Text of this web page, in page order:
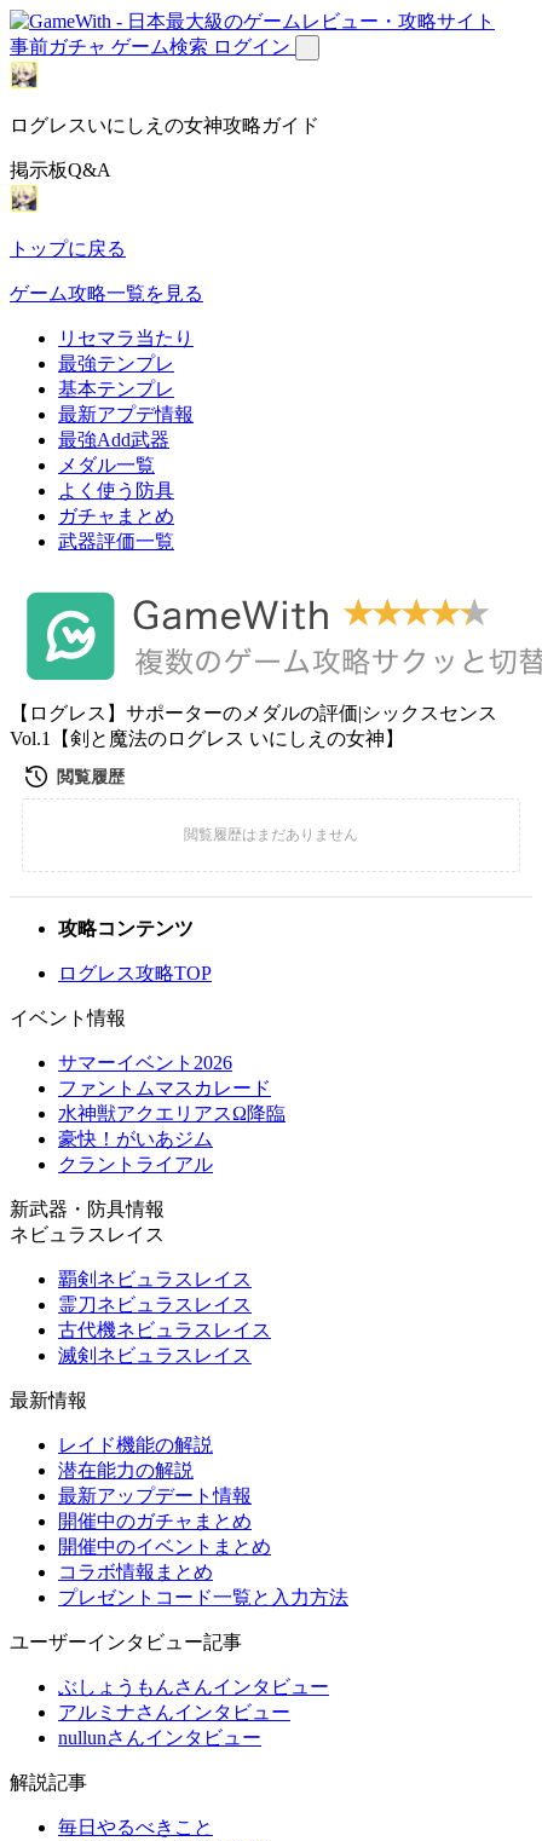
事前ガチャ ゲーム検索 ログイン
ログレスいにしえの女神攻略ガイド
掲示板Q&A
トップに戻る
ゲーム攻略一覧を見る
リセマラ当たり
最強テンプレ
基本テンプレ
最新アプデ情報
最強Add武器
メダル一覧
よく使う防具
ガチャまとめ
武器評価一覧
【ログレス】サポーターのメダルの評価|シックスセンス
Vol.1【剣と魔法のログレス いにしえの女神】
攻略コンテンツ
ログレス攻略TOP
イベント情報
サマーイベント2026
ファントムマスカレード
水神獣アクエリアスΩ降臨
豪快！がいあジム
クラントライアル
新武器・防具情報
ネビュラスレイス
覇剣ネビュラスレイス
霊刀ネビュラスレイス
古代機ネビュラスレイス
滅剣ネビュラスレイス
最新情報
レイド機能の解説
潜在能力の解説
最新アップデート情報
開催中のガチャまとめ
開催中のイベントまとめ
コラボ情報まとめ
プレゼントコード一覧と入力方法
ユーザーインタビュー記事
ぶしょうもんさんインタビュー
アルミナさんインタビュー
nullunさんインタビュー
解説記事
毎日やるべきこと